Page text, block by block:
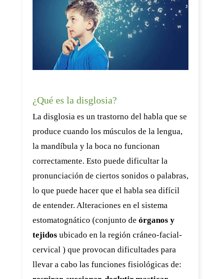
¿Qué es la disglosia?
La disglosia es un trastorno del habla que se
produce cuando los músculos de la lengua,
la mandíbula y la boca no funcionan
correctamente. Esto puede dificultar la
pronunciación de ciertos sonidos o palabras,
lo que puede hacer que el habla sea difícil
de entender. Alteraciones en el sistema
estomatognático (conjunto de órganos y
tejidos ubicado en la región cráneo-facial-
cervical ) que provocan dificultades para
llevar a cabo las funciones fisiológicas de: